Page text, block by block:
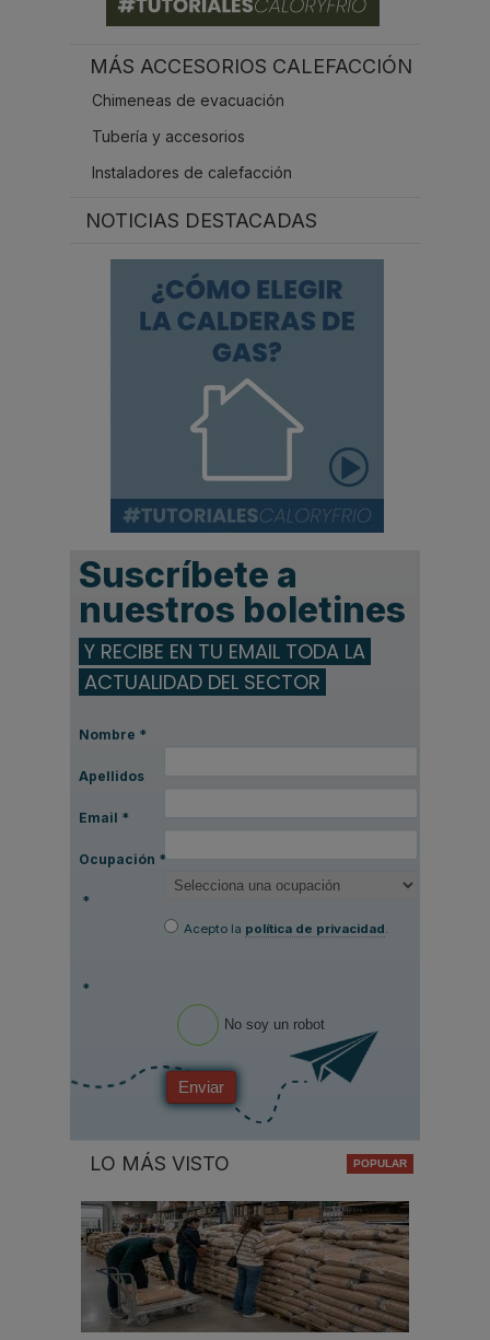
MÁS ACCESORIOS CALEFACCIÓN
Chimeneas de evacuación
Tubería y accesorios
Instaladores de calefacción
NOTICIAS DESTACADAS
Suscríbete a
nuestros boletines
Y RECIBE EN TU EMAIL TODA LA
ACTUALIDAD DEL SECTOR
Nombre *
Apellidos
Email *
Ocupación *
*
Acepto la política de privacidad.
*
No soy un robot
Enviar
LO MÁS VISTO